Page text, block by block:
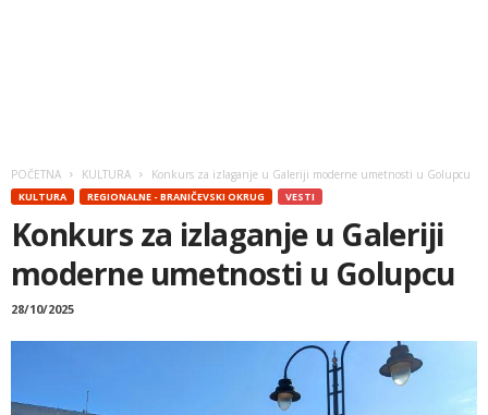
POČETNA KULTURA Konkurs za izlaganje u Galeriji moderne umetnosti u Golupcu
KULTURA REGIONALNE - BRANIČEVSKI OKRUG VESTI
Konkurs za izlaganje u Galeriji
moderne umetnosti u Golupcu
28/10/2025